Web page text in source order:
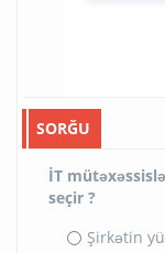
SORĞU
İT
seçir ?
Şirkətin